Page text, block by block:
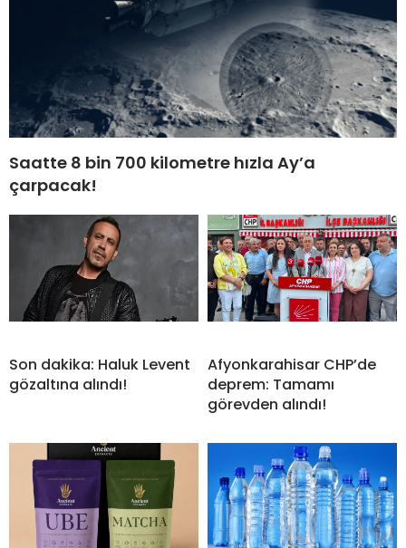
Saatte 8 bin 700 kilometre hızla Ay’a
çarpacak!
Son dakika: Haluk Levent
gözaltına alındı!
Afyonkarahisar CHP’de
deprem: Tamamı
görevden alındı!